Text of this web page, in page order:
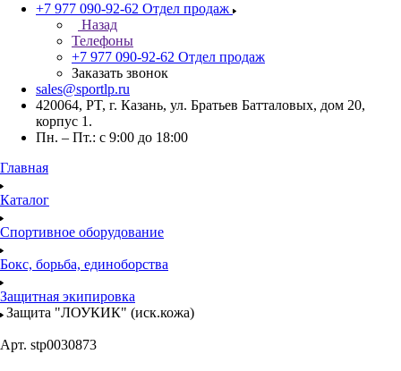
+7 977 090-92-62 Отдел продаж
Назад
Телефоны
+7 977 090-92-62 Отдел продаж
Заказать звонок
sales@sportlp.ru
420064, PT, г. Казань, ул. Братьев Батталовых, дом 20,
корпус 1.
Пн. – Пт.: с 9:00 до 18:00
Главная
Каталог
Спортивное оборудование
Бокс, борьба, единоборства
Защитная экипировка
Защита "ЛОУКИК" (иск.кожа)
Арт. stp0030873